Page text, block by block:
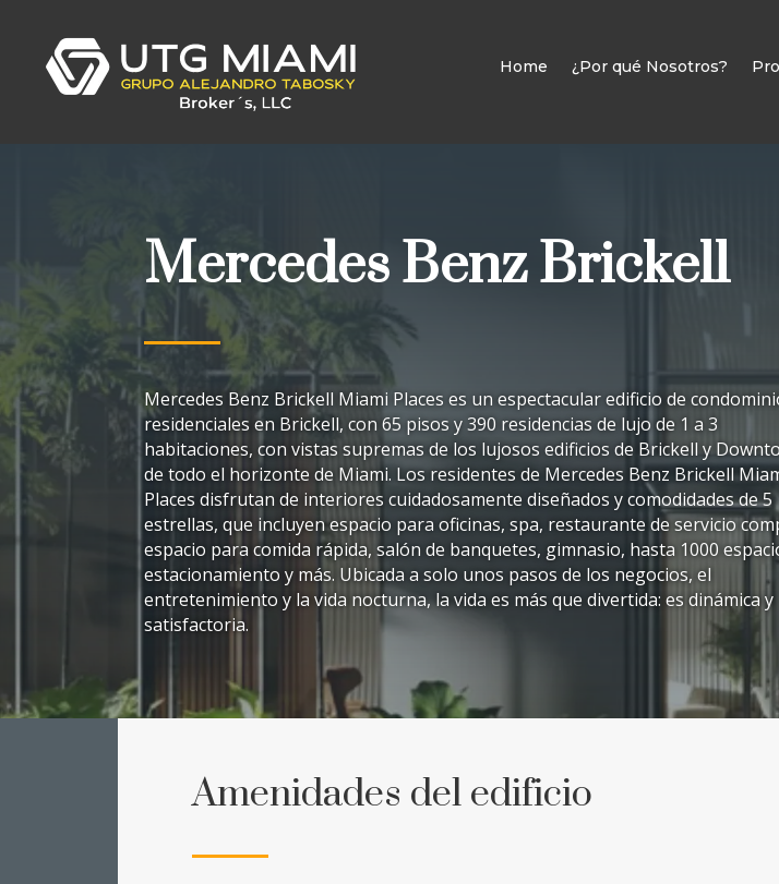
Home ¿Por qué Nosotros?
Mercedes Benz Brickell
Mercedes Benz Brickell Miami Places es un espectacular edificio de
residenciales en Brickell, con 65 pisos y 390 residencias de lujo de 1 a 3
habitaciones, con vistas supremas de los lujosos edificios de Brickell y
de todo el horizonte de Miami. Los residentes de Mercedes Benz Brickell
Places disfrutan de interiores cuidadosamente diseñados y comodidades de 5
estrellas, que incluyen espacio para oficinas, spa, restaurante de servicio
espacio para comida rápida, salón de banquetes, gimnasio, hasta 1000
estacionamiento y más. Ubicada a solo unos pasos de los negocios, el
entretenimiento y la vida nocturna, la vida es más que divertida: es dinámica y
satisfactoria.
Amenidades del edificio